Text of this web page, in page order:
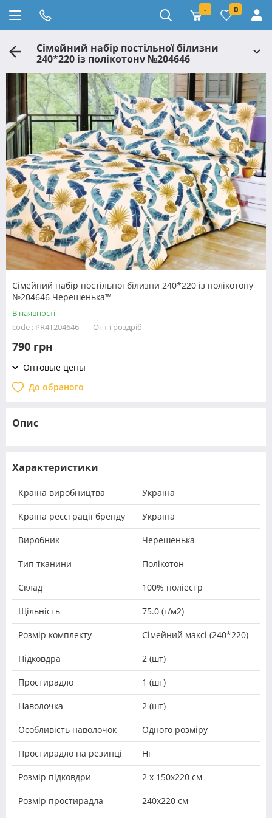
- 0
Сімейний набір постільної білизни
240*220 із полікотону №204646
Черешенька™
Сімейний набір постільної білизни 240*220 із полікотону
№204646 Черешенька™
В наявності
code : PR4T204646
Опт і роздріб
790 грн
Оптовые цены
До обраного
Опис
Характеристики
Країна виробництва Україна
Країна реєстрації бренду Україна
Виробник Черешенька
Тип тканини Полікотон
Склад 100% поліестр
Щільність 75.0 (г/м2)
Розмір комплекту Сімейний максі (240*220)
Підковдра 2 (шт)
Простирадло 1 (шт)
Наволочка 2 (шт)
Особливість наволочок Одного розміру
Простирадло на резинці Ні
Розмір підковдри 2 х 150х220 см
Розмір простирадла 240х220 см